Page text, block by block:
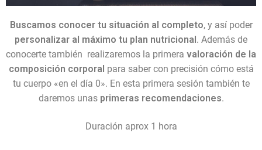
Buscamos conocer tu situación al completo, y así poder
personalizar al máximo tu plan nutricional . Además de
conocerte también realizaremos la primera valoración de la
composición corporal para saber con precisión cómo está
tu cuerpo «en el día 0». En esta primera sesión también te
daremos unas primeras recomendaciones.
Duración aprox 1 hora